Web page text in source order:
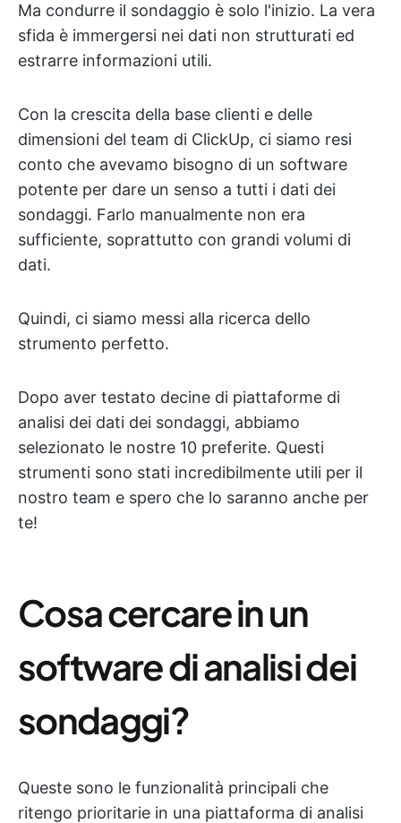
Ma condurre il sondaggio è solo l'inizio. La vera
sfida è immergersi nei dati non strutturati ed
estrarre informazioni utili.
Con la crescita della base clienti e delle
dimensioni del team di ClickUp, ci siamo resi
conto che avevamo bisogno di un software
potente per dare un senso a tutti i dati dei
sondaggi. Farlo manualmente non era
sufficiente, soprattutto con grandi volumi di
dati.
Quindi, ci siamo messi alla ricerca dello
strumento perfetto.
Dopo aver testato decine di piattaforme di
analisi dei dati dei sondaggi, abbiamo
selezionato le nostre 10 preferite. Questi
strumenti sono stati incredibilmente utili per il
nostro team e spero che lo saranno anche per
te!
Cosa cercare in un
software di analisi dei
sondaggi?
Queste sono le funzionalità principali che
ritengo prioritarie in una piattaforma di analisi